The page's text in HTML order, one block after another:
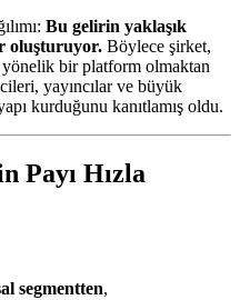
Bu gelirin yaklaşık
oluşturuyor. Böylece şirket,
bir platform olmaktan
yayıncılar ve büyük
kurduğunu kanıtlamış oldu.
Payı Hızla
segmentten,